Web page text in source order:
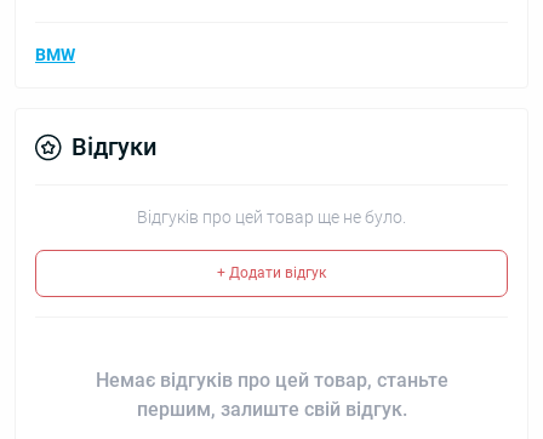
BMW
Відгуки
Відгуків про цей товар ще не було.
+ Додати відгук
Немає відгуків про цей товар, станьте
першим, залиште свій відгук.